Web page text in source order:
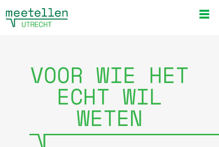
VOOR WIE HET
ECHT WIL
WETEN